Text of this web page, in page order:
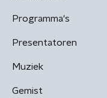
Programma's
Presentatoren
Muziek
Gemist